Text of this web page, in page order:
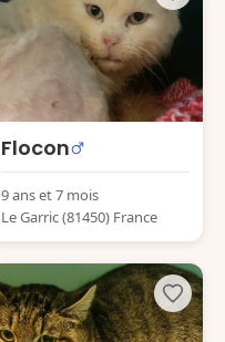
Flocon
9 ans et 7 mois
Le Garric (81450) France